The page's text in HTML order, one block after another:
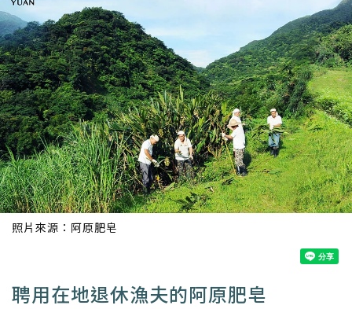
照片來源： 阿原肥皂
聘用在地退休漁夫的阿原肥皂